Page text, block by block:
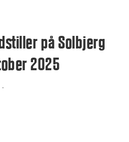
på Solbjerg
2025
·